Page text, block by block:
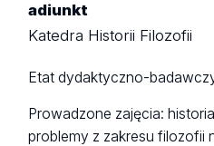
adiunkt
Katedra Historii Filozofii
Etat dydaktyczno-
Prowadzone zajęcia:
problemy z zakresu filozofii